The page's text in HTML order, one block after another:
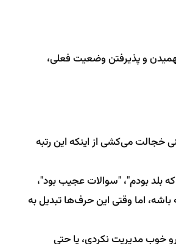
و پذیرفتن وضعیت فعلی،
می‌کشی از اینکه این رتبه
بلد بودم"، "سوالات عجیب بود"،
اما وقتی این حرف‌ها تبدیل به
خوب مدیریت نکردی، یا حتی